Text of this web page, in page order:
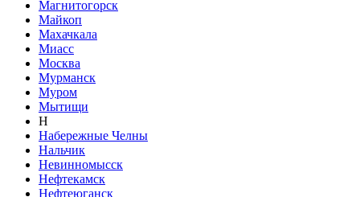
Магнитогорск
Майкоп
Махачкала
Миасс
Москва
Мурманск
Муром
Мытищи
Н
Набережные Челны
Нальчик
Невинномысск
Нефтекамск
Нефтеюганск